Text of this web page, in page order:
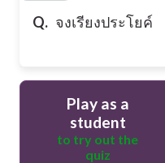
Q. จงเรียงประโยค์
Play as a
student
to try out the
quiz